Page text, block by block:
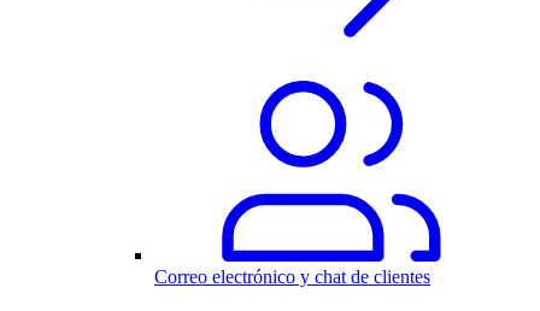
Correo electrónico y chat de clientes